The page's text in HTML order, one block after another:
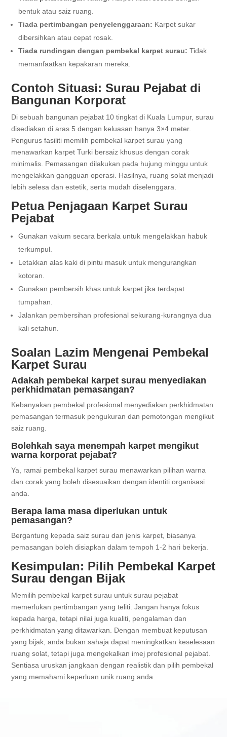
bentuk atau saiz ruang.
Tiada pertimbangan penyelenggaraan: Karpet sukar
dibersihkan atau cepat rosak.
Tiada rundingan dengan pembekal karpet surau: Tidak
memanfaatkan kepakaran mereka.
Contoh Situasi: Surau Pejabat di
Bangunan Korporat
Di sebuah bangunan pejabat 10 tingkat di Kuala Lumpur, surau
disediakan di aras 5 dengan keluasan hanya 3×4 meter.
Pengurus fasiliti memilih pembekal karpet surau yang
menawarkan karpet Turki bersaiz khusus dengan corak
minimalis. Pemasangan dilakukan pada hujung minggu untuk
mengelakkan gangguan operasi. Hasilnya, ruang solat menjadi
lebih selesa dan estetik, serta mudah diselenggara.
Petua Penjagaan Karpet Surau
Pejabat
Gunakan vakum secara berkala untuk mengelakkan habuk
terkumpul.
Letakkan alas kaki di pintu masuk untuk mengurangkan
kotoran.
Gunakan pembersih khas untuk karpet jika terdapat
tumpahan.
Jalankan pembersihan profesional sekurang-kurangnya dua
kali setahun.
Soalan Lazim Mengenai Pembekal
Karpet Surau
Adakah pembekal karpet surau menyediakan
perkhidmatan pemasangan?
Kebanyakan pembekal profesional menyediakan perkhidmatan
pemasangan termasuk pengukuran dan pemotongan mengikut
saiz ruang.
Bolehkah saya menempah karpet mengikut
warna korporat pejabat?
Ya, ramai pembekal karpet surau menawarkan pilihan warna
dan corak yang boleh disesuaikan dengan identiti organisasi
anda.
Berapa lama masa diperlukan untuk
pemasangan?
Bergantung kepada saiz surau dan jenis karpet, biasanya
pemasangan boleh disiapkan dalam tempoh 1-2 hari bekerja.
Kesimpulan: Pilih Pembekal Karpet
Surau dengan Bijak
Memilih pembekal karpet surau untuk surau pejabat
memerlukan pertimbangan yang teliti. Jangan hanya fokus
kepada harga, tetapi nilai juga kualiti, pengalaman dan
perkhidmatan yang ditawarkan. Dengan membuat keputusan
yang bijak, anda bukan sahaja dapat meningkatkan keselesaan
ruang solat, tetapi juga mengekalkan imej profesional pejabat.
Sentiasa uruskan jangkaan dengan realistik dan pilih pembekal
yang memahami keperluan unik ruang anda.